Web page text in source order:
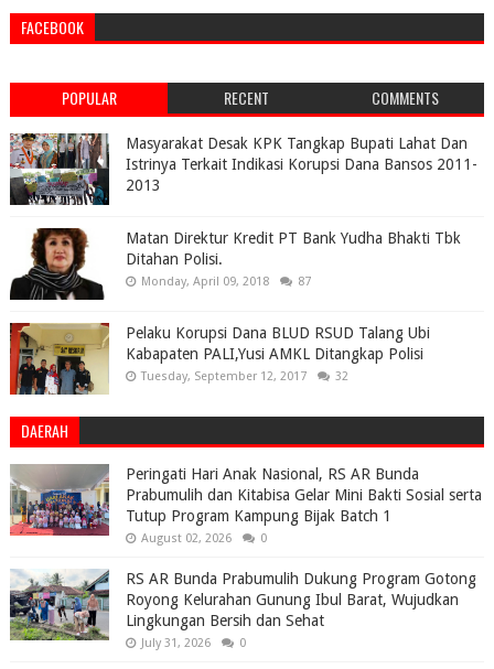
FACEBOOK
POPULAR RECENT COMMENTS
Masyarakat Desak KPK Tangkap Bupati Lahat Dan
Istrinya Terkait Indikasi Korupsi Dana Bansos 2011-
2013
Matan Direktur Kredit PT Bank Yudha Bhakti Tbk
Ditahan Polisi.
Monday, April 09, 2018 87
Pelaku Korupsi Dana BLUD RSUD Talang Ubi
Kabapaten PALI,Yusi AMKL Ditangkap Polisi
Tuesday, September 12, 2017 32
DAERAH
Peringati Hari Anak Nasional, RS AR Bunda
Prabumulih dan Kitabisa Gelar Mini Bakti Sosial serta
Tutup Program Kampung Bijak Batch 1
August 02, 2026 0
RS AR Bunda Prabumulih Dukung Program Gotong
Royong Kelurahan Gunung Ibul Barat, Wujudkan
Lingkungan Bersih dan Sehat
July 31, 2026 0